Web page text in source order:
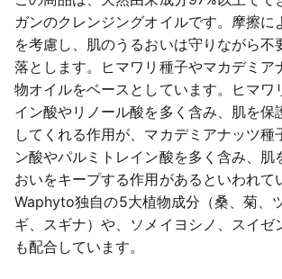
ガンのクレンジングオイルです。摩擦に
を考慮し、肌のうるおいは守りながら不
落とします。ヒマワリ種子やマカデミア
物オイルをベースとしています。ヒマワ
イン酸やリノール酸を多く含み、肌を保
してくれる作用が、マカデミアナッツ種
ン酸やパルミトレイン酸を多く含み、肌
おいをキープする作用があるといわれて
Waphyto独自の5大植物成分（桑、菊、
ギ、スギナ）や、ソメイヨシノ、スイゼ
も配合しています。